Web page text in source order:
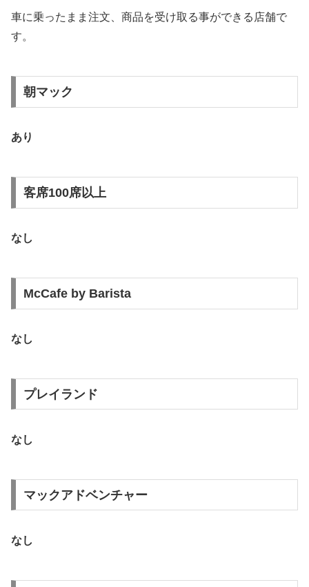
車に乗ったまま注文、商品を受け取る事ができる店舗で
す。
朝マック
あり
客席100席以上
なし
McCafe by Barista
なし
プレイランド
なし
マックアドベンチャー
なし